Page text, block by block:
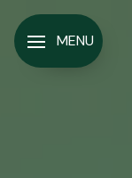
MENU